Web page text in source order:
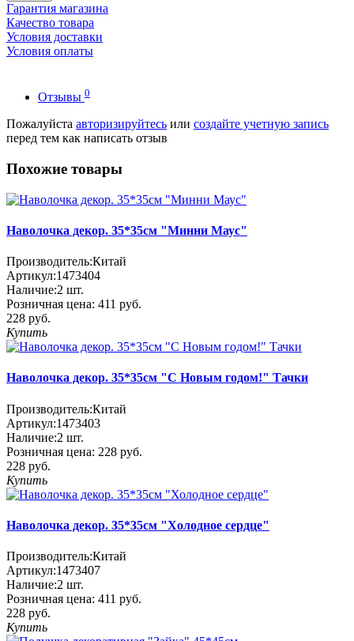
Гарантия магазина
Качество товара
Условия доставки
Условия оплаты
Отзывы 0
Пожалуйста авторизируйтесь или создайте учетную запись
перед тем как написать отзыв
Похожие товары
Наволочка декор. 35*35см "Минни Маус"
Производитель:Китай
Артикул:1473404
Наличие:2 шт.
Розничная цена: 411 руб.
228 руб.
Купить
Наволочка декор. 35*35см "С Новым годом!" Тачки
Производитель:Китай
Артикул:1473403
Наличие:2 шт.
Розничная цена: 228 руб.
228 руб.
Купить
Наволочка декор. 35*35см "Холодное сердце"
Производитель:Китай
Артикул:1473407
Наличие:2 шт.
Розничная цена: 411 руб.
228 руб.
Купить